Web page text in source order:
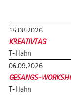
15.08.2026
KREATIVTAG
T-Hahn
06.09.2026
GESANGS-
T-Hahn